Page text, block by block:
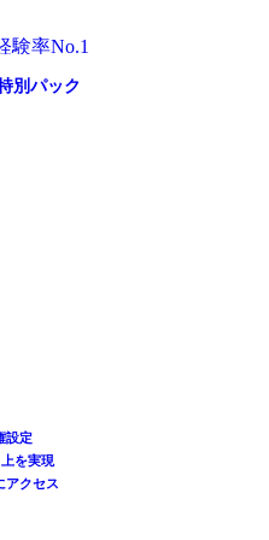
験率No.1
ェア
バイスに対
円から
イズ
が低コス
別パック
設定
を実現
アクセス